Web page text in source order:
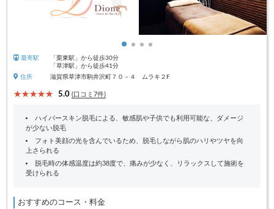
最寄駅
「栗東駅」から徒歩30分
「草津駅」から徒歩41分
住所
滋賀県草津市駒井沢町７０－４ ムラキ２F
5.0 (口コミ7件)
ハイパースキン脱毛による、敏感肌や子供でも利用可能な、ダメージ
が少ない脱毛
フォト美顔の光を含んでいるため、脱毛しながら肌のハリやツヤを向
上さられる
脱毛時の体感温度は約38度で、痛みが少なく、リラックスして施術を
受けられる
おすすめのコース・料金